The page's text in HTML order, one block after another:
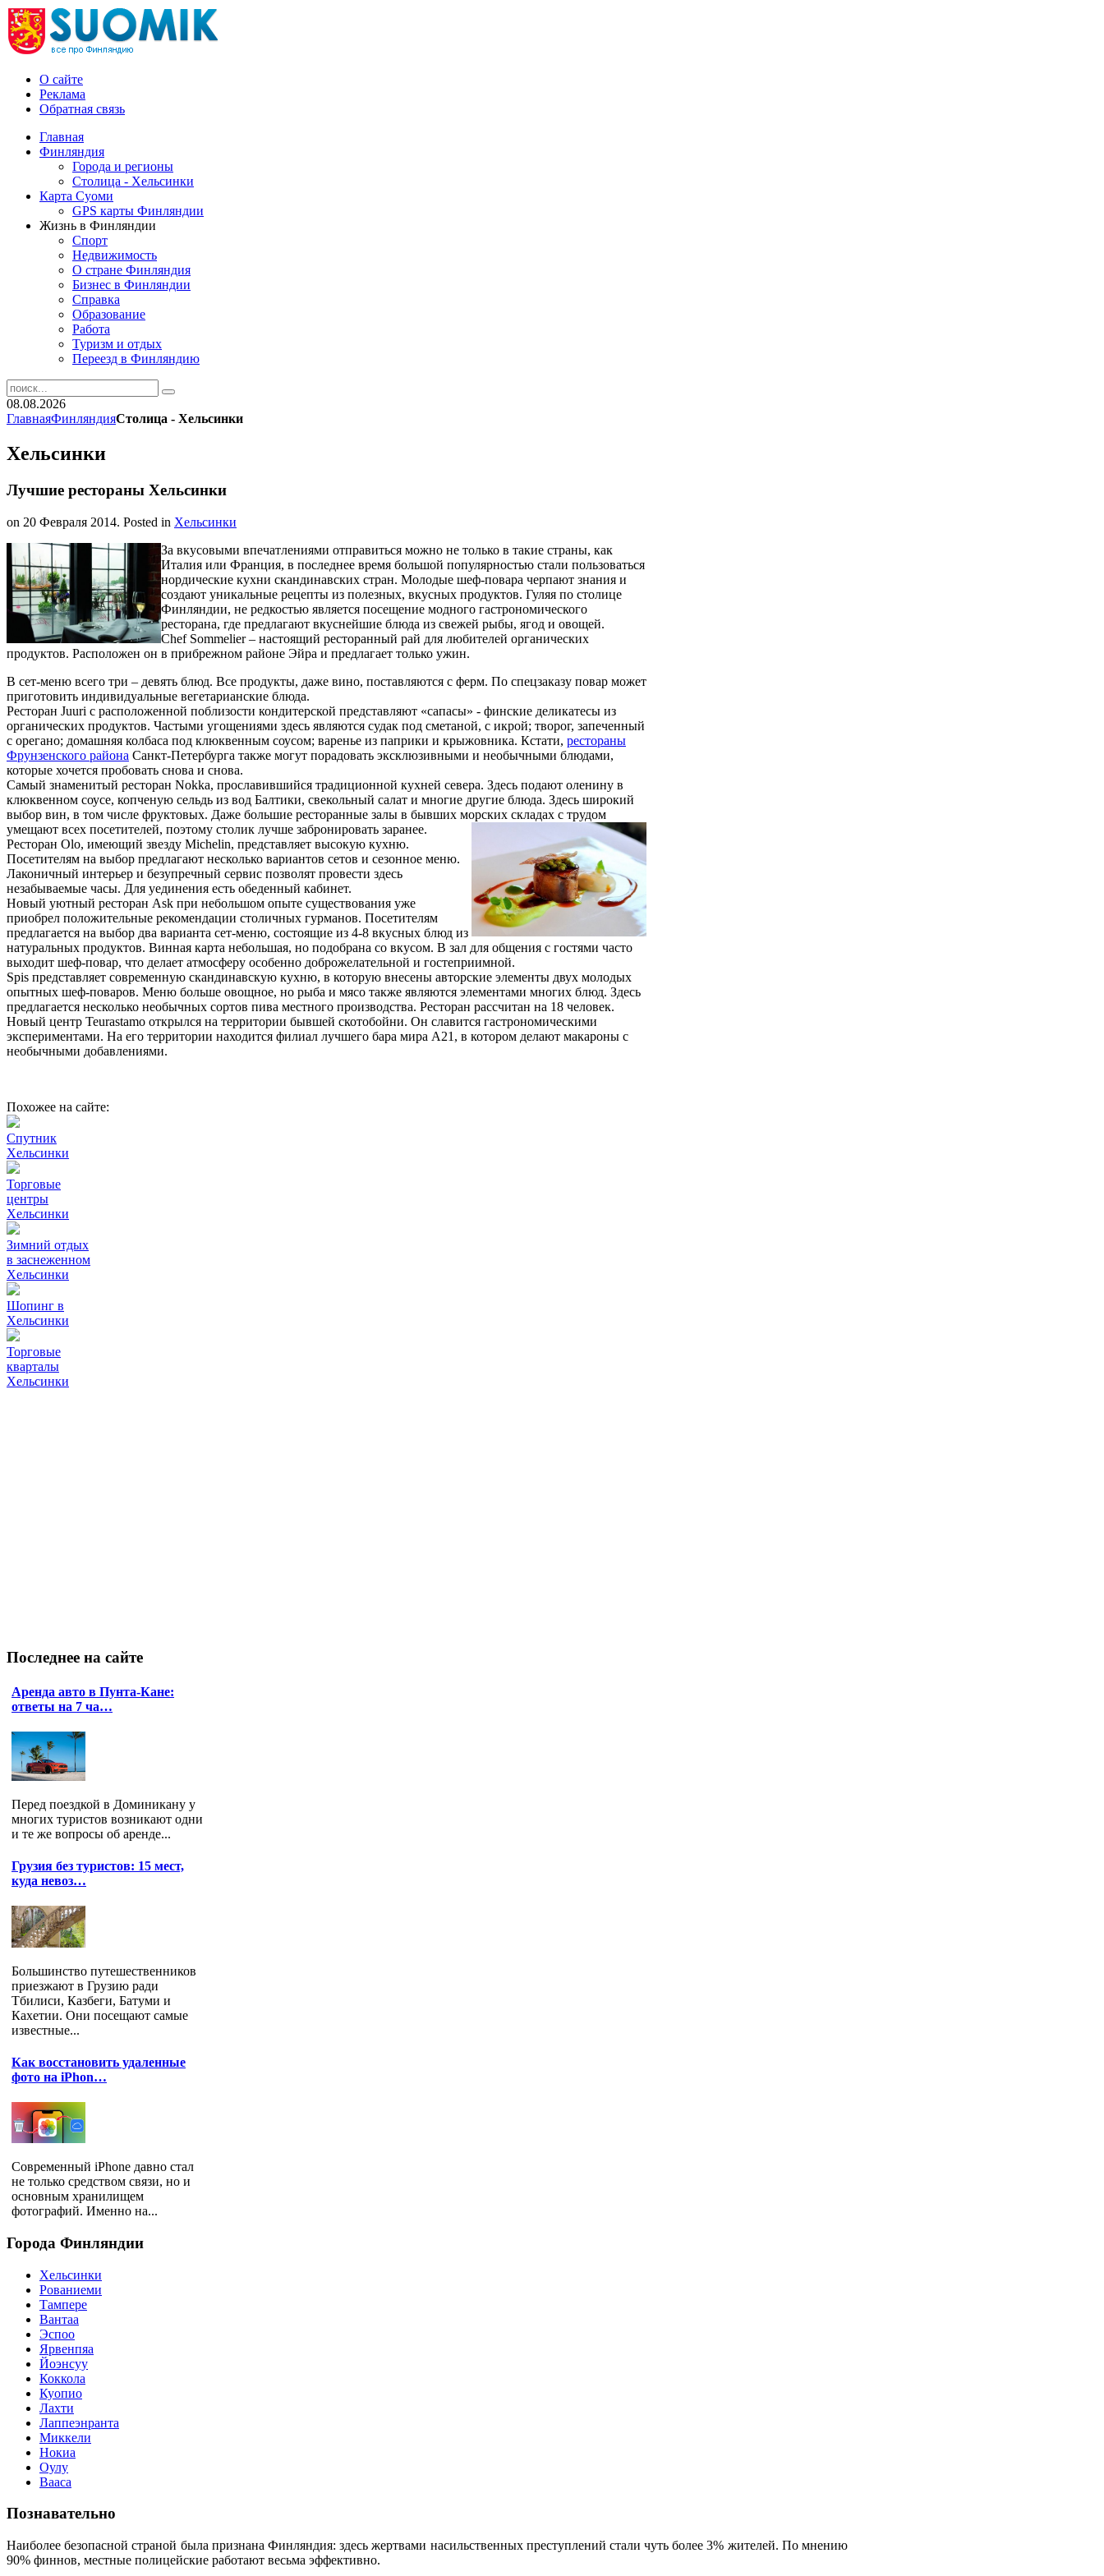
О сайте
Реклама
Обратная связь
Главная
Финляндия
Города и регионы
Столица - Хельсинки
Карта Суоми
GPS карты Финляндии
Жизнь в Финляндии
Спорт
Недвижимость
О стране Финляндия
Бизнес в Финляндии
Справка
Образование
Работа
Туризм и отдых
Переезд в Финляндию
08.08.2026
ГлавнаяФинляндияСтолица - Хельсинки
Хельсинки
Лучшие рестораны Хельсинки
on 20 Февраля 2014. Posted in Хельсинки
За вкусовыми впечатлениями отправиться можно не только в такие страны, как
Италия или Франция, в последнее время большой популярностью стали пользоваться
нордические кухни скандинавских стран. Молодые шеф-повара черпают знания и
создают уникальные рецепты из полезных, вкусных продуктов. Гуляя по столице
Финляндии, не редкостью является посещение модного гастрономического
ресторана, где предлагают вкуснейшие блюда из свежей рыбы, ягод и овощей.
Chef Sommelier – настоящий ресторанный рай для любителей органических
продуктов. Расположен он в прибрежном районе Эйра и предлагает только ужин.
В сет-меню всего три – девять блюд. Все продукты, даже вино, поставляются с ферм. По спецзаказу повар может
приготовить индивидуальные вегетарианские блюда.
Ресторан Juuri с расположенной поблизости кондитерской представляют «сапасы» - финские деликатесы из
органических продуктов. Частыми угощениями здесь являются судак под сметаной, с икрой; творог, запеченный
с орегано; домашняя колбаса под клюквенным соусом; варенье из паприки и крыжовника. Кстати, рестораны
Фрунзенского района Санкт-Петербурга также могут порадовать эксклюзивными и необычными блюдами,
которые хочется пробовать снова и снова.
Самый знаменитый ресторан Nokka, прославившийся традиционной кухней севера. Здесь подают оленину в
клюквенном соусе, копченую сельдь из вод Балтики, свекольный салат и многие другие блюда. Здесь широкий
выбор вин, в том числе фруктовых. Даже большие ресторанные залы в бывших морских складах с трудом
умещают всех посетителей, поэтому столик лучше забронировать заранее.
Ресторан Olo, имеющий звезду Michelin, представляет высокую кухню.
Посетителям на выбор предлагают несколько вариантов сетов и сезонное меню.
Лаконичный интерьер и безупречный сервис позволят провести здесь
незабываемые часы. Для уединения есть обеденный кабинет.
Новый уютный ресторан Ask при небольшом опыте существования уже
приобрел положительные рекомендации столичных гурманов. Посетителям
предлагается на выбор два варианта сет-меню, состоящие из 4-8 вкусных блюд из
натуральных продуктов. Винная карта небольшая, но подобрана со вкусом. В зал для общения с гостями часто
выходит шеф-повар, что делает атмосферу особенно доброжелательной и гостеприимной.
Spis представляет современную скандинавскую кухню, в которую внесены авторские элементы двух молодых
опытных шеф-поваров. Меню больше овощное, но рыба и мясо также являются элементами многих блюд. Здесь
предлагается несколько необычных сортов пива местного производства. Ресторан рассчитан на 18 человек.
Новый центр Teurastamo открылся на территории бывшей скотобойни. Он славится гастрономическими
экспериментами. На его территории находится филиал лучшего бара мира А21, в котором делают макароны с
необычными добавлениями.
Похожее на сайте:
Спутник
Хельсинки
Торговые
центры
Хельсинки
Зимний отдых
в заснеженном
Хельсинки
Шопинг в
Хельсинки
Торговые
кварталы
Хельсинки
Последнее на сайте
Аренда авто в Пунта-Кане:
ответы на 7 ча…
Перед поездкой в Доминикану у
многих туристов возникают одни
и те же вопросы об аренде...
Грузия без туристов: 15 мест,
куда невоз…
Большинство путешественников
приезжают в Грузию ради
Тбилиси, Казбеги, Батуми и
Кахетии. Они посещают самые
известные...
Как восстановить удаленные
фото на iPhon…
Современный iPhone давно стал
не только средством связи, но и
основным хранилищем
фотографий. Именно на...
Города Финляндии
Хельсинки
Рованиеми
Тампере
Вантаа
Эспоо
Ярвенпяа
Йоэнсуу
Коккола
Куопио
Лахти
Лаппеэнранта
Миккели
Нокиа
Оулу
Вааса
Познавательно
Наиболее безопасной страной была признана Финляндия: здесь жертвами насильственных преступлений стали чуть более 3% жителей. По мнению
90% финнов, местные полицейские работают весьма эффективно.